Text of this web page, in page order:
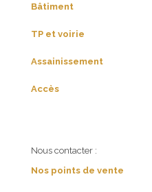
Bâtiment
TP et voirie
Assainissement
Accès
Nous contacter :
Nos points de vente